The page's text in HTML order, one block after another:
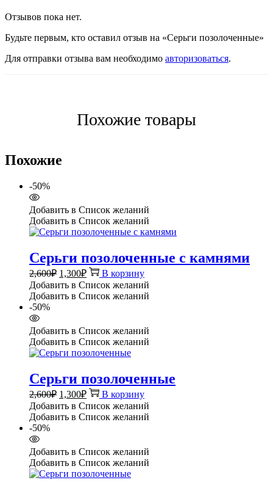
Отзывов пока нет.
Будьте первым, кто оставил отзыв на «Серьги позолоченные»
Для отправки отзыва вам необходимо авторизоваться.
Похожие товары
Похожие
-50%
Добавить в Список желаний
Добавить в Список желаний
Серьги позолоченные с камнями
2,600₽ Первоначальная
цена
составляла
1,300₽Текущая
цена:
1,300₽.
В корзину
Добавить в Список желаний
Добавить в Список желаний
-50%
Добавить в Список желаний
Добавить в Список желаний
Серьги позолоченные
2,600₽ Первоначальная
цена
составляла
1,300₽Текущая
цена:
1,300₽.
В корзину
Добавить в Список желаний
Добавить в Список желаний
-50%
Добавить в Список желаний
Добавить в Список желаний